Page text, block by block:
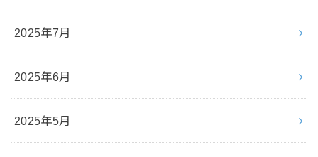
2025年7月
2025年6月
2025年5月